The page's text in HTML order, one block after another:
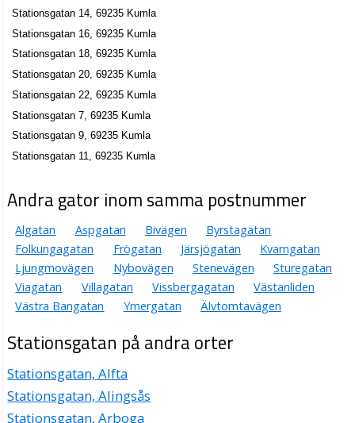
Stationsgatan 14, 69235 Kumla
Stationsgatan 16, 69235 Kumla
Stationsgatan 18, 69235 Kumla
Stationsgatan 20, 69235 Kumla
Stationsgatan 22, 69235 Kumla
Stationsgatan 7, 69235 Kumla
Stationsgatan 9, 69235 Kumla
Stationsgatan 11, 69235 Kumla
Andra gator inom samma postnummer
Algatan Aspgatan Bivägen
Byrstagatan
Folkungagatan
Frögatan Järsjögatan
Kvarngatan
Ljungmovägen
Nybovägen Stenevägen
Sturegatan
Viagatan
Villagatan Vissbergagatan
Västanliden
Västra Bangatan
Ymergatan Älvtomtavägen
Stationsgatan på andra orter
Stationsgatan, Alfta
Stationsgatan, Alingsås
Stationsgatan, Arboga